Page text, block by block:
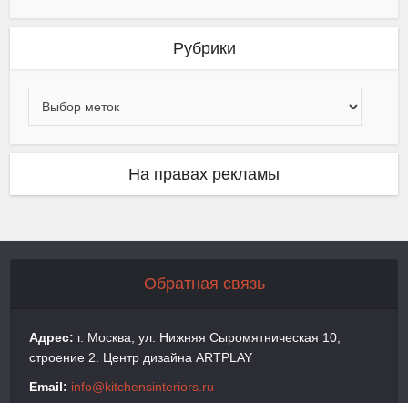
Рубрики
На правах рекламы
Обратная связь
Адрес: г. Москва, ул. Нижняя Сыромятническая 10,
строение 2. Центр дизайна ARTPLAY
Email: info@kitchensinteriors.ru